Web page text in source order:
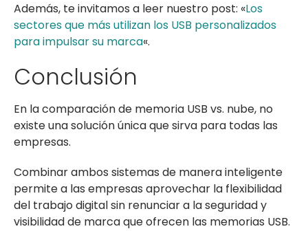
Además, te invitamos a leer nuestro post: «Los
sectores que más utilizan los USB personalizados
para impulsar su marca«.
Conclusión
En la comparación de memoria USB vs. nube, no
existe una solución única que sirva para todas las
empresas.
Combinar ambos sistemas de manera inteligente
permite a las empresas aprovechar la flexibilidad
del trabajo digital sin renunciar a la seguridad y
visibilidad de marca que ofrecen las memorias USB.